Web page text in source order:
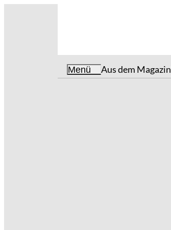
Menü Aus dem Magazin